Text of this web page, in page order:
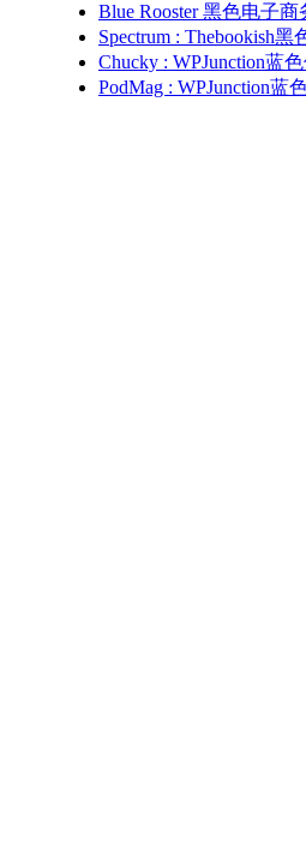
Blue Rooster 黑色电子商
Spectrum : Thebookish黑
Chucky : WPJunction蓝
PodMag : WPJunction蓝